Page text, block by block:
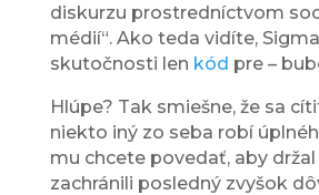
diskurzu prostredníctvom
médií“. Ako teda vidíte,
skutočnosti len kód pre –
Hlúpe? Tak smiešne, že sa
niekto iný zo seba robí
mu chcete povedať, aby
zachránili posledný zvyšok